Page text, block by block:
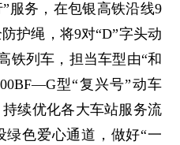
服务，在包银高铁沿线9
护绳，将9对“D”字头动
铁列车，担当车型由“和
型“复兴号”动车
续优化各大车站服务流
色爱心通道，做好“一